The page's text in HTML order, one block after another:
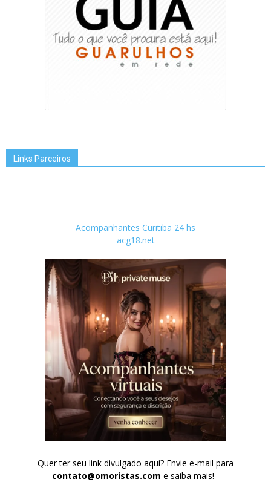
Links Parceiros
Acompanhantes Curitiba 24 hs
acg18.net
Quer ter seu link divulgado aqui? Envie e-mail para
contato@omoristas.com e saiba mais!